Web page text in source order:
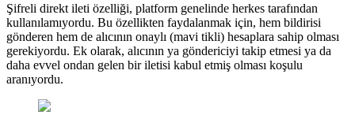
Şifreli direkt ileti özelliği, platform genelinde herkes tarafından
kullanılamıyordu. Bu özellikten faydalanmak için, hem bildirisi
gönderen hem de alıcının onaylı (mavi tikli) hesaplara sahip olması
gerekiyordu. Ek olarak, alıcının ya göndericiyi takip etmesi ya da
daha evvel ondan gelen bir iletisi kabul etmiş olması koşulu
aranıyordu.